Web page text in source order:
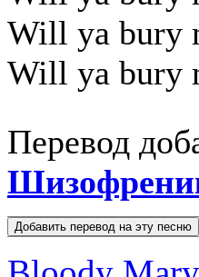
Will ya bury
Will ya bury
Перевод